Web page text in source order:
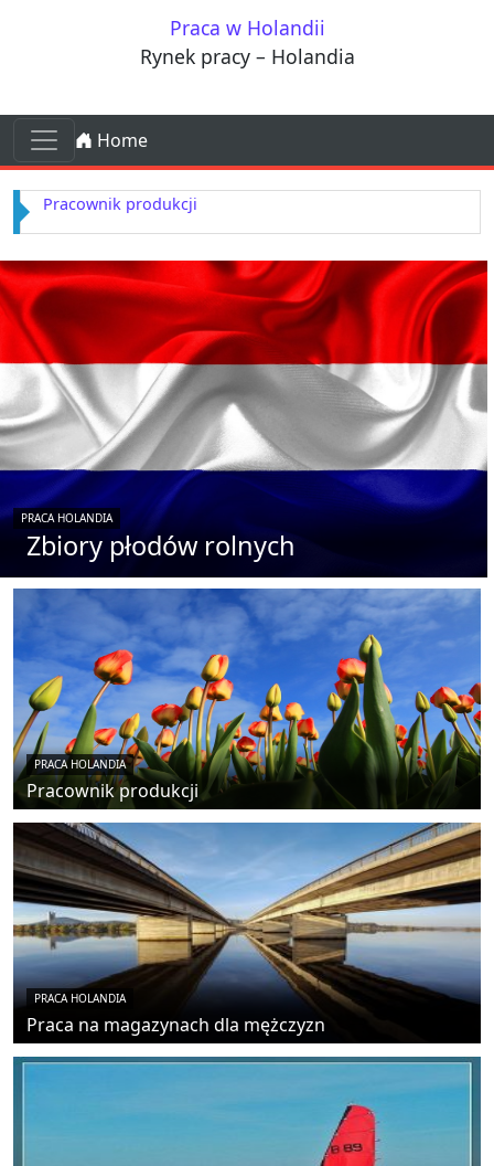
Praca w Holandii
Rynek pracy – Holandia
Przejdź do treści
Main Navigation
Home
Pracownik produkcji
PRACA HOLANDIA
Zbiory płodów rolnych
PRACA HOLANDIA
Pracownik produkcji
PRACA HOLANDIA
Praca na magazynach dla mężczyzn